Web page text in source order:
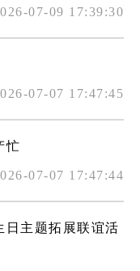
07-09 17:39:30
07-07 17:47:45
忙
07-07 17:47:44
日主题拓展联谊活